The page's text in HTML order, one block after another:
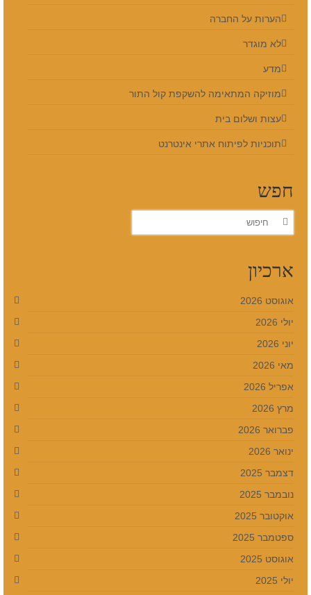
הערות על החברה
לא מוגדר
מדע
מוזיקה המתאימה להשקפת קול התור
עצות ושלום בית
תוכניות לפיתוח אתרי אינטרנט
חפש
חפש
ארכיון
אוגוסט 2026
יולי 2026
יוני 2026
מאי 2026
אפריל 2026
מרץ 2026
פברואר 2026
ינואר 2026
דצמבר 2025
נובמבר 2025
אוקטובר 2025
ספטמבר 2025
אוגוסט 2025
יולי 2025